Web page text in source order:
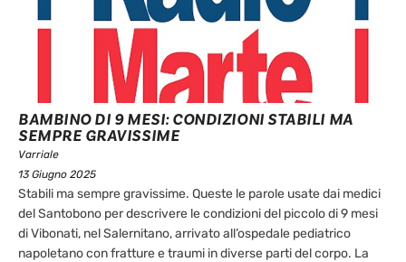
BAMBINO DI 9 MESI: CONDIZIONI STABILI MA
SEMPRE GRAVISSIME
Varriale
13 Giugno 2025
Stabili ma sempre gravissime. Queste le parole usate dai medici
del Santobono per descrivere le condizioni del piccolo di 9 mesi
di Vibonati, nel Salernitano, arrivato all’ospedale pediatrico
napoletano con fratture e traumi in diverse parti del corpo. La